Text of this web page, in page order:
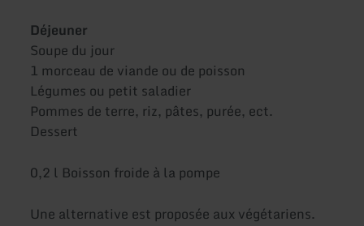
Déjeuner
Soupe du jour
1 morceau de viande ou de poisson
Légumes ou petit saladier
Pommes de terre, riz, pâtes, purée, ect.
Dessert
0,2 l Boisson froide à la pompe
Une alternative est proposée aux végétariens.